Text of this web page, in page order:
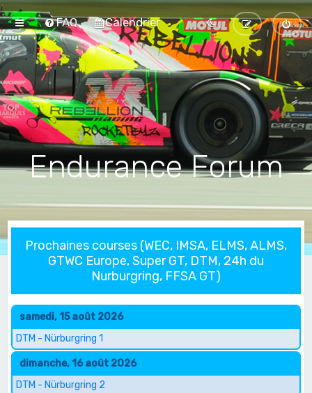
FAQ Calendrier
Endurance Forum
Prochaines courses (WEC, IMSA, ELMS, ALMS,
GTWC Europe, Super GT, DTM, 24h du
Nurburgring, FFSA GT)
samedi, 15 août 2026
DTM - Nürburgring 1
dimanche, 16 août 2026
DTM - Nürburgring 2